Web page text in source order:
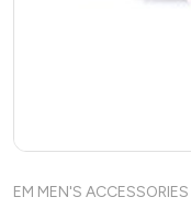
EM MEN'S ACCESSORIES